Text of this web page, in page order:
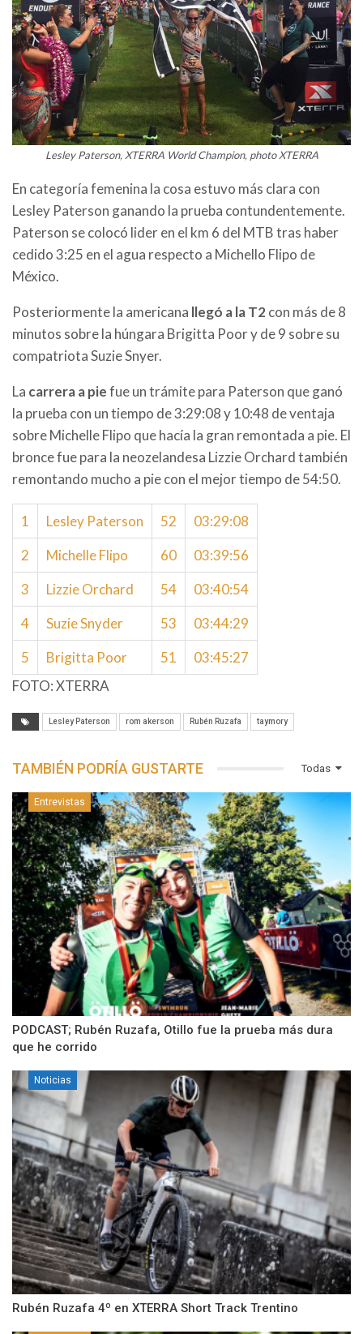
Lesley Paterson, XTERRA World Champion, photo XTERRA
En categoría femenina la cosa estuvo más clara con
Lesley Paterson ganando la prueba contundentemente.
Paterson se colocó lider en el km 6 del MTB tras haber
cedido 3:25 en el agua respecto a Michello Flipo de
México.
Posteriormente la americana llegó a la T2con más de 8
minutos sobre la húngara Brigitta Poor y de 9 sobre su
compatriota Suzie Snyer.
La carrera a piefue un trámite para Paterson que ganó
la prueba con un tiempo de 3:29:08 y 10:48 de ventaja
sobre Michelle Flipo que hacía la gran remontada a pie. El
bronce fue para la neozelandesa Lizzie Orchard también
remontando mucho a pie con el mejor tiempo de 54:50.
1 Lesley Paterson 52
03:29:08
2
Michelle Flipo 60
03:39:56
3
Lizzie Orchard 54
03:40:54
4
Suzie Snyder 53
03:44:29
5
Brigitta Poor 51
03:45:27
FOTO: XTERRA
Lesley Paterson rom akerson Rubén Ruzafa taymory
Todas
TAMBIÉN PODRÍA GUSTARTE
Entrevistas
PODCAST; Rubén Ruzafa, Otillo fue la prueba más dura
que he corrido
Noticias
Rubén Ruzafa 4º en XTERRA Short Track Trentino